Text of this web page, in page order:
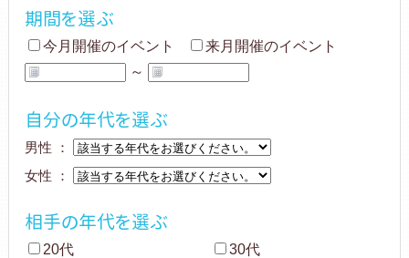
期間を選ぶ
今月開催のイベント
来月開催のイベント
～
自分の年代を選ぶ
男性 ：
女性 ：
相手の年代を選ぶ
20代
30代